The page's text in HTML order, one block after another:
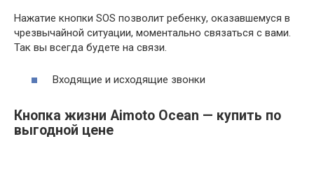
Нажатие кнопки SOS позволит ребенку, оказавшемуся в
чрезвычайной ситуации, моментально связаться с вами.
Так вы всегда будете на связи.
Входящие и исходящие звонки
Кнопка жизни Aimoto Ocean — купить по
выгодной цене